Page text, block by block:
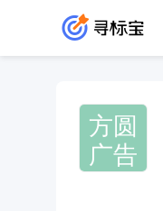
方圆
广告